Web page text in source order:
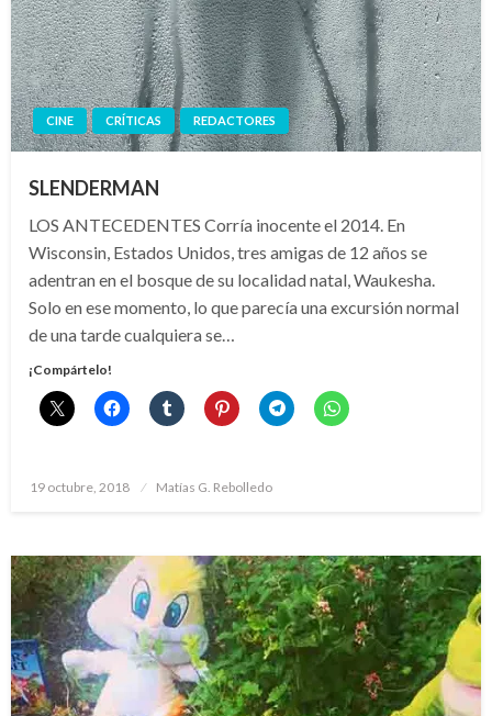
CINE CRÍTICAS REDACTORES
SLENDERMAN
LOS ANTECEDENTES Corría inocente el 2014. En
Wisconsin, Estados Unidos, tres amigas de 12 años se
adentran en el bosque de su localidad natal, Waukesha.
Solo en ese momento, lo que parecía una excursión normal
de una tarde cualquiera se…
¡Compártelo!
Publicado
19 octubre, 2018 Matías G. Rebolledo